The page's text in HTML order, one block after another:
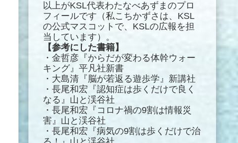
以上がKSL代表わたなべあずまのプロ
フィールです（私こちかずさは、KSL
の公式マスコットで、KSLの広報を担
当しています）。
【参考にした書籍】
・金哲彦『からだが変わる体幹ウォー
キング』平凡社新書
・大島清『脳が若返る遊歩学』新講社
・長尾和宏『認知症は歩くだけで良く
なる』山と渓谷社
・長尾和宏『コロナ禍の9割は情報災
害』山と渓谷社
・長尾和宏『病気の9割は歩くだけで治